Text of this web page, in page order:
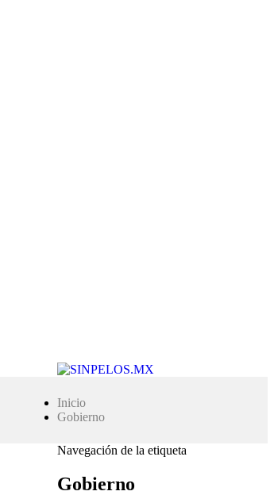
Inicio
Gobierno
Navegación de la etiqueta
Gobierno